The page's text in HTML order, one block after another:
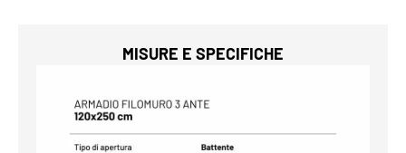
MISURE E SPECIFICHE